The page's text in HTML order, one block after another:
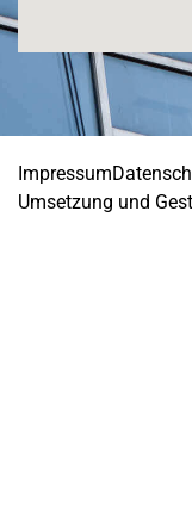
Impressum
Umsetzung und